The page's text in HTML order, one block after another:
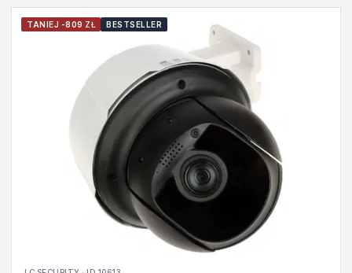
TANIEJ -809 ZŁ BESTSELLER